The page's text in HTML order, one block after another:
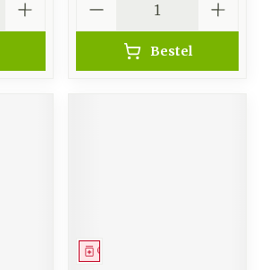
Bestel
Geneesmiddel